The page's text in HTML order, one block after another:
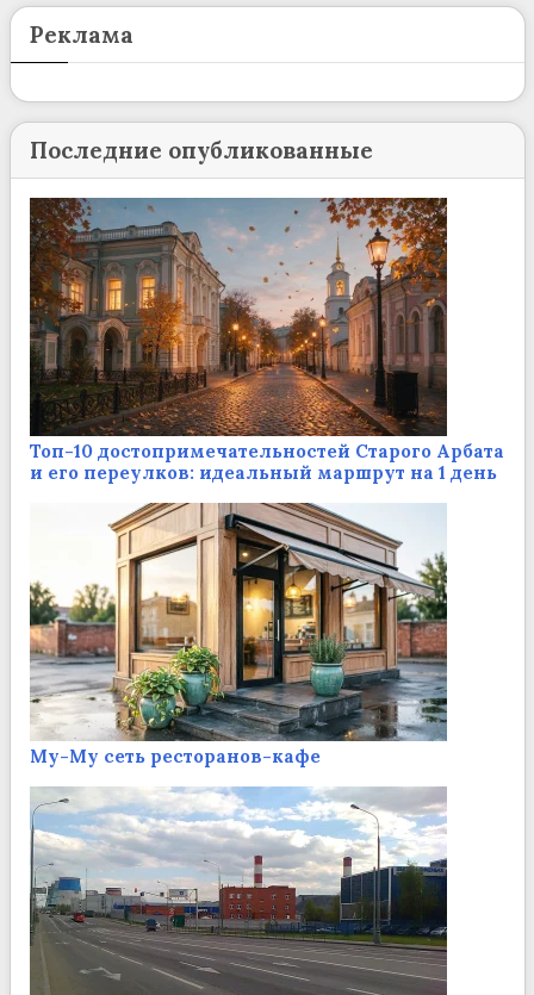
Реклама
Последние опубликованные
Топ-10 достопримечательностей Старого Арбата
и его переулков: идеальный маршрут на 1 день
Му-Му сеть ресторанов-кафе